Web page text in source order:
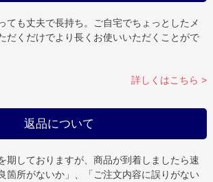
ても丈夫で長持ち。ご自宅でちょっとしたメ
だくだけでより長くお使いいただくことがで
詳しくはこちら >
返品について
期しておりますが、商品が到着しましたら速
箇所がないか」、「ご注文内容に誤りがない